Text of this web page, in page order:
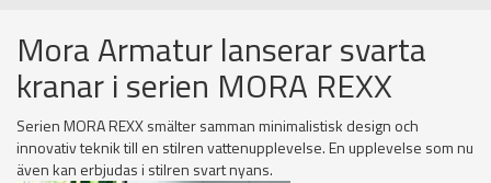
Mora Armatur lanserar svarta
kranar i serien MORA REXX
Serien MORA REXX smälter samman minimalistisk design och
innovativ teknik till en stilren vattenupplevelse. En upplevelse som nu
även kan erbjudas i stilren svart nyans.